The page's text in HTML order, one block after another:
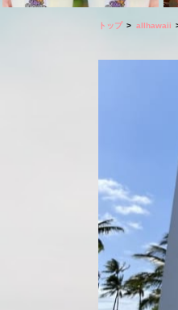
トップ allhawaii